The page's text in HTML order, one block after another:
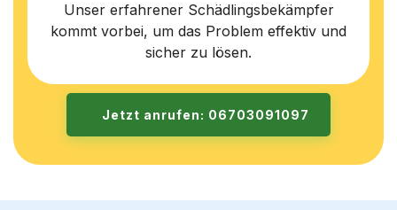
Unser erfahrener Schädlingsbekämpfer
kommt vorbei, um das Problem effektiv und
sicher zu lösen.
Jetzt anrufen: 06703091097